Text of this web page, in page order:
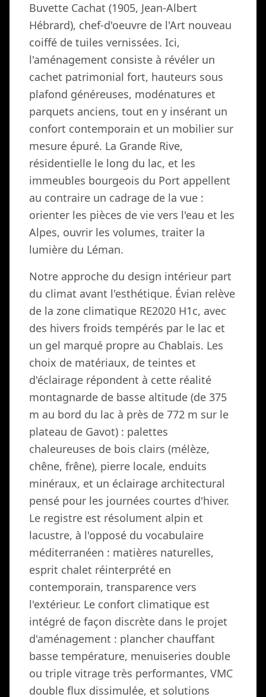
Buvette Cachat (1905, Jean-Albert
Hébrard), chef-d'oeuvre de l'Art nouveau
coiffé de tuiles vernissées. Ici,
l'aménagement consiste à révéler un
cachet patrimonial fort, hauteurs sous
plafond généreuses, modénatures et
parquets anciens, tout en y insérant un
confort contemporain et un mobilier sur
mesure épuré. La Grande Rive,
résidentielle le long du lac, et les
immeubles bourgeois du Port appellent
au contraire un cadrage de la vue :
orienter les pièces de vie vers l'eau et les
Alpes, ouvrir les volumes, traiter la
lumière du Léman.
Notre approche du design intérieur part
du climat avant l'esthétique. Évian relève
de la zone climatique RE2020 H1c, avec
des hivers froids tempérés par le lac et
un gel marqué propre au Chablais. Les
choix de matériaux, de teintes et
d'éclairage répondent à cette réalité
montagnarde de basse altitude (de 375
m au bord du lac à près de 772 m sur le
plateau de Gavot) : palettes
chaleureuses de bois clairs (mélèze,
chêne, frêne), pierre locale, enduits
minéraux, et un éclairage architectural
pensé pour les journées courtes d'hiver.
Le registre est résolument alpin et
lacustre, à l'opposé du vocabulaire
méditerranéen : matières naturelles,
esprit chalet réinterprété en
contemporain, transparence vers
l'extérieur. Le confort climatique est
intégré de façon discrète dans le projet
d'aménagement : plancher chauffant
basse température, menuiseries double
ou triple vitrage très performantes, VMC
double flux dissimulée, et solutions